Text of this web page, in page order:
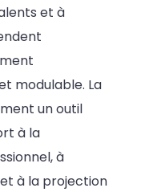
et à
modulable. La
un outil
à la
à
à la projection